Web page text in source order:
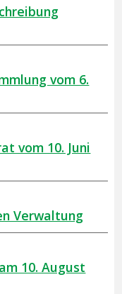
vom 6.
vom 10. Juni
Verwaltung
10. August